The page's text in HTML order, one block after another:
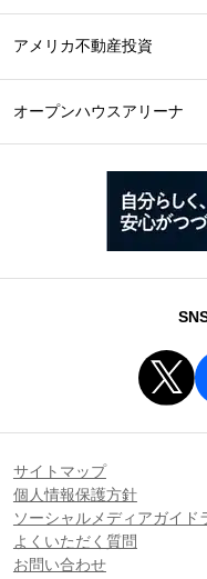
アメリカ不動産投資
オープンハウスアリーナ
サイトマップ
個人情報保護方針
ソーシャルメディアガイド
よくいただく質問
お問い合わせ